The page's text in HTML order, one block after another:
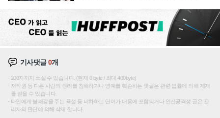
기사댓글0개
200자까지 쓰실 수 있습니다. (현재 0 byte / 최대 400byte)
저작권 등 다른 사람의 권리를 침해하거나 명예를 훼손하는 댓글은 관련 법률에 의해 제재
를 받을 수 있습니다.
타인에게 불쾌감을 주는 욕설 등 비하하는 단어가 내용에 포함되거나 인신공격성 글은 관
리자의 판단에 의해 삭제 합니다.